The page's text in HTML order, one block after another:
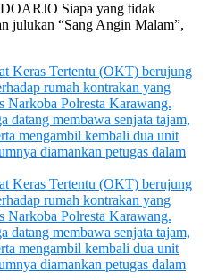
Siapa yang tidak
julukan “Sang Angin Malam”,